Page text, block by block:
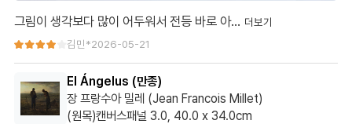
그림이 생각보다 많이 어두워서 전등 바로 아…
그림이 생각보다 많이 어두워서 전등 바로 아래 걸어놓았습니다.
배송상태나 포장은 아주 마음에 듭니다. 선택할 때 좀더 밝고 화사
한 그림을 사야겠다고 생각했습니다.
김민*2026-05-21
El Ángelus (만종)
장 프랑수아 밀레 (Jean Francois Millet)
(원목)캔버스패널 3.0, 40.0 x 34.0cm